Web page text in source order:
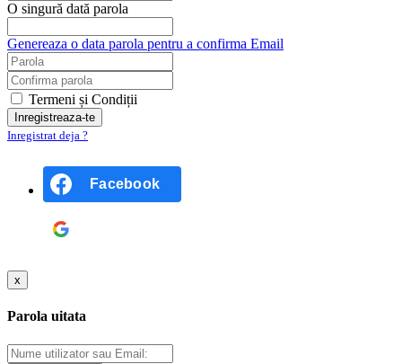
O singură dată parola
Genereaza o data parola pentru a confirma Email
Termeni și Condiții
Inregistrat deja ?
Facebook
x
Parola uitata